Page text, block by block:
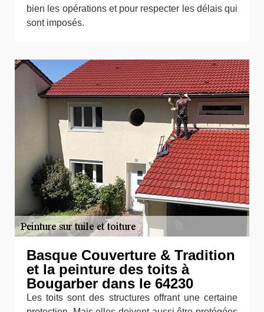
bien les opérations et pour respecter les délais qui
sont imposés.
Basque Couverture & Tradition
et la peinture des toits à
Bougarber dans le 64230
Les toits sont des structures offrant une certaine